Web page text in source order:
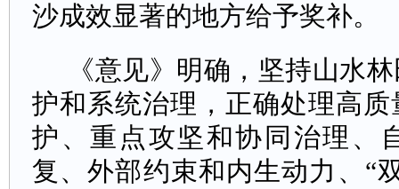
沙成效显著的地方给予奖补。
《意见》明确，坚持山水
护和系统治理，正确处理高
护、重点攻坚和协同治理、
复、外部约束和内生动力、“